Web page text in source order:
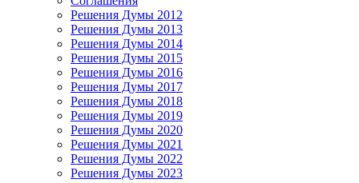
Решения Думы 2012
Решения Думы 2013
Решения Думы 2014
Решения Думы 2015
Решения Думы 2016
Решения Думы 2017
Решения Думы 2018
Решения Думы 2019
Решения Думы 2020
Решения Думы 2021
Решения Думы 2022
Решения Думы 2023